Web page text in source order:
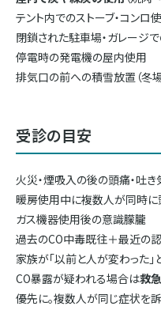
テント内でのストーブ・コンロ
閉鎖された駐車場・ガレージ
停電時の発電機の屋内使用
排気口の前への積雪放置（冬場
受診の目安
火災・煙吸入の後の頭痛・吐き
暖房使用中に複数人が同時に
ガス機器使用後の意識朦朧
過去のCO中毒既往＋最近の
家族が「以前と人が変わった」
CO暴露が疑われる場合は救
優先に。複数人が同じ症状を